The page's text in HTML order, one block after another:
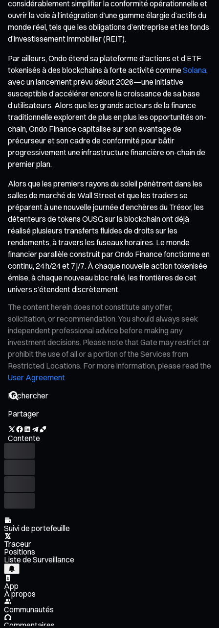
considérablement simplifier la conformité opérationnelle et
ouvrir la voie à l’intégration d’une gamme élargie d’actifs du
monde réel, tels que les obligations d’entreprise et les fonds
d’investissement immobilier (REIT).
Par ailleurs, Ondo étend sa plateforme d’actions et d’ETF
tokenisés à des blockchains à forte activité comme Solana,
avec un lancement prévu début 2026—une initiative
susceptible d’accélérer encore la croissance de sa base
d’utilisateurs. Alors que les grands acteurs de la finance
traditionnelle explorent de plus en plus les opportunités on-
chain, Ondo Finance capitalise sur son avantage de
précurseur et son cadre de conformité pour bâtir
progressivement une infrastructure financière on-chain de
premier plan.
Alors que les premiers rayons du soleil pénètrent dans les
salles de marché de Wall Street et que les traders se
préparent à une nouvelle journée d’enchères du Trésor, les
détenteurs de tokens OUSG sur la blockchain ont déjà
réalisé plusieurs transferts fluides de droits sur les
rendements, à travers les fuseaux horaires. Le monde
financier parallèle construit par Ondo Finance fonctionne en
continu, 24 h/24 et 7 j/7. À chaque nouvelle action tokenisée
émise, à chaque nouveau bloc relié, les frontières de cet
univers s’étendent discrètement.
The content herein does not constitute any offer,
solicitation, or recommendation. You should always seek
independent professional advice before making any
investment decisions. Please note that Gate may restrict or
prohibit the use of all or a portion of the Services from
Restricted Locations. For more information, please read the
User Agreement
Partager
Contente
Suivi de portefeuille
Traceur
Positions
Liste de Surveillance
App
À propos
Communautés
Commentaires